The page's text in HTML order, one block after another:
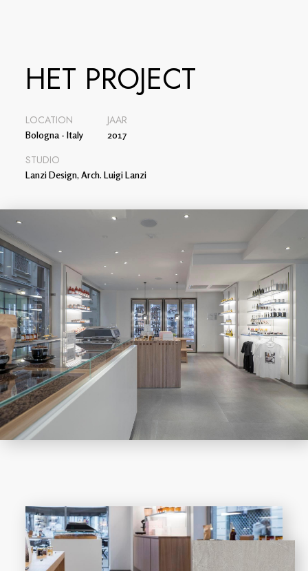
HET PROJECT
LOCATION
Bologna - Italy
JAAR
2017
STUDIO
Lanzi Design, Arch. Luigi Lanzi